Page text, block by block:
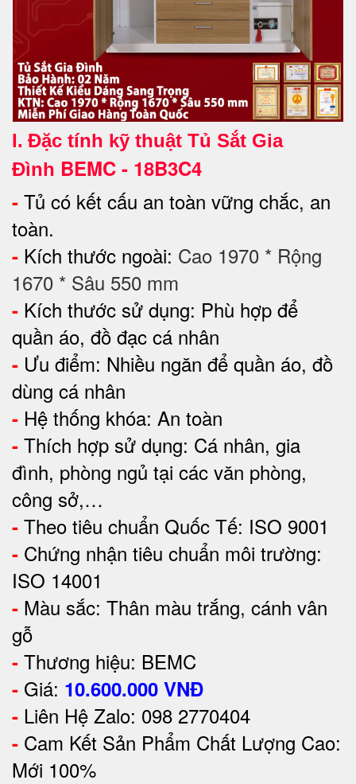
I. Đặc tính kỹ thuật Tủ Sắt Gia
Đình BEMC - 18B3C4
- Tủ có kết cấu an toàn vững chắc, an
toàn.
- Kích thước ngoài: Cao 1970 * Rộng
1670 * Sâu 550 mm
- Kích thước sử dụng: Phù hợp để
quần áo, đồ đạc cá nhân
- Ưu điểm: Nhiều ngăn để quần áo, đồ
dùng cá nhân
- Hệ thống khóa: An toàn
- Thích hợp sử dụng: Cá nhân, gia
đình, phòng ngủ tại các văn phòng,
công sở,…
- Theo tiêu chuẩn Quốc Tế: ISO 9001
- Chứng nhận tiêu chuẩn môi trường:
ISO 14001
- Màu sắc: Thân màu trắng, cánh vân
gỗ
- Thương hiệu: BEMC
- Giá: 10.600.000 VNĐ
- Liên Hệ Zalo: 098 2770404
- Cam Kết Sản Phẩm Chất Lượng Cao:
Mới 100%